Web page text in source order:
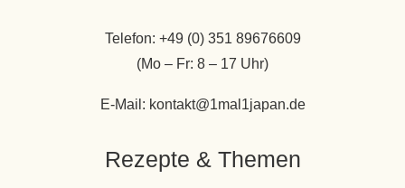
Telefon: +49 (0) 351 89676609
(Mo – Fr: 8 – 17 Uhr)
E-Mail: kontakt@1mal1japan.de
Rezepte & Themen